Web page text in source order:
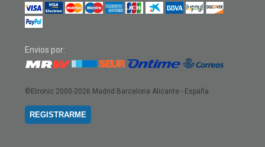
Envios por:
©Etronic 2000-2026 Madrid Barcelona Alicante - España
REGISTRARME